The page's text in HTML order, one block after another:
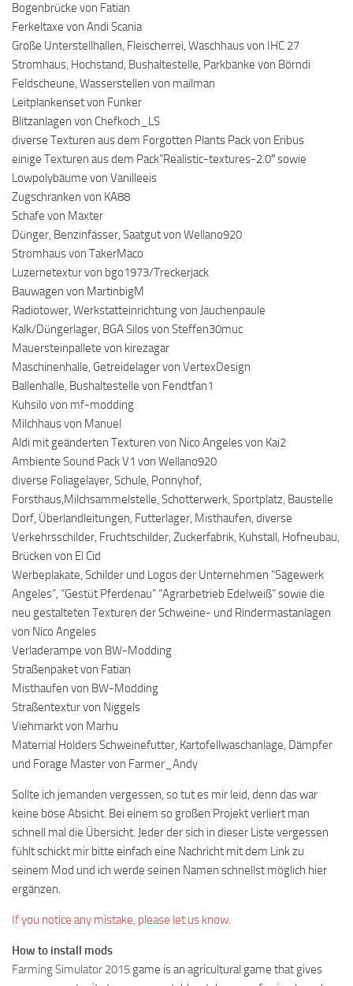
Bogenbrücke von Fatian
Ferkeltaxe von Andi Scania
Große Unterstellhallen, Fleischerrei, Waschhaus von IHC 27
Stromhaus, Hochstand, Bushaltestelle, Parkbänke von Börndi
Feldscheune, Wasserstellen von mailman
Leitplankenset von Funker
Blitzanlagen von Chefkoch_LS
diverse Texturen aus dem Forgotten Plants Pack von Eribus
einige Texturen aus dem Pack”Realistic-textures-2.0″ sowie
Lowpolybäume von Vanilleeis
Zugschranken von KA88
Schafe von Maxter
Dünger, Benzinfässer, Saatgut von Wellano920
Stromhaus von TakerMaco
Luzernetextur von bgo1973/Treckerjack
Bauwagen von MartinbigM
Radiotower, Werkstatteinrichtung von Jauchenpaule
Kalk/Düngerlager, BGA Silos von Steffen30muc
Mauersteinpallete von kirezagar
Maschinenhalle, Getreidelager von VertexDesign
Ballenhalle, Bushaltestelle von Fendtfan1
Kuhsilo von mf-modding
Milchhaus von Manuel
Aldi mit geänderten Texturen von Nico Angeles von Kai2
Ambiente Sound Pack V1 von Wellano920
diverse Foliagelayer, Schule, Ponnyhof,
Forsthaus,Milchsammelstelle, Schotterwerk, Sportplatz, Baustelle
Dorf, Überlandleitungen, Futterlager, Misthaufen, diverse
Verkehrsschilder, Fruchtschilder, Zuckerfabrik, Kuhstall, Hofneubau,
Brücken von El Cid
Werbeplakate, Schilder und Logos der Unternehmen “Sägewerk
Angeles”, “Gestüt Pferdenau” “Agrarbetrieb Edelweiß” sowie die
neu gestalteten Texturen der Schweine- und Rindermastanlagen
von Nico Angeles
Verladerampe von BW-Modding
Straßenpaket von Fatian
Misthaufen von BW-Modding
Straßentextur von Niggels
Viehmarkt von Marhu
Materrial Holders Schweinefutter, Kartofellwaschanlage, Dämpfer
und Forage Master von Farmer_Andy
Sollte ich jemanden vergessen, so tut es mir leid, denn das war
keine böse Absicht. Bei einem so großen Projekt verliert man
schnell mal die Übersicht. Jeder der sich in dieser Liste vergessen
fühlt schickt mir bitte einfach eine Nachricht mit dem Link zu
seinem Mod und ich werde seinen Namen schnellst möglich hier
ergänzen.
If you notice any mistake, please let us know.
How to install mods
Farming Simulator 2015 game is an agricultural game that gives